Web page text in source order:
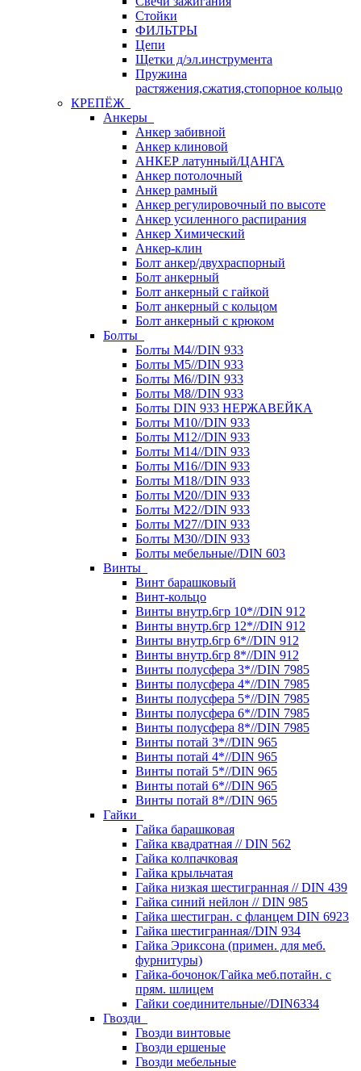
Стойки
ФИЛЬТРЫ
Цепи
Щетки д/эл.инструмента
Пружина
растяжения,сжатия,стопорное кольцо
КРЕПЁЖ
Анкеры
Анкер забивной
Анкер клиновой
АНКЕР латунный/ЦАНГА
Анкер потолочный
Анкер рамный
Анкер регулировочный по высоте
Анкер усиленного распирания
Анкер Химический
Анкер-клин
Болт анкер/двухраспорный
Болт анкерный
Болт анкерный с гайкой
Болт анкерный с кольцом
Болт анкерный с крюком
Болты
Болты М4//DIN 933
Болты М5//DIN 933
Болты М6//DIN 933
Болты М8//DIN 933
Болты DIN 933 НЕРЖАВЕЙКА
Болты М10//DIN 933
Болты М12//DIN 933
Болты М14//DIN 933
Болты М16//DIN 933
Болты М18//DIN 933
Болты М20//DIN 933
Болты М22//DIN 933
Болты М27//DIN 933
Болты М30//DIN 933
Болты мебельные//DIN 603
Винты
Винт барашковый
Винт-кольцо
Винты внутр.6гр 10*//DIN 912
Винты внутр.6гр 12*//DIN 912
Винты внутр.6гр 6*//DIN 912
Винты внутр.6гр 8*//DIN 912
Винты полусфера 3*//DIN 7985
Винты полусфера 4*//DIN 7985
Винты полусфера 5*//DIN 7985
Винты полусфера 6*//DIN 7985
Винты полусфера 8*//DIN 7985
Винты потай 3*//DIN 965
Винты потай 4*//DIN 965
Винты потай 5*//DIN 965
Винты потай 6*//DIN 965
Винты потай 8*//DIN 965
Гайки
Гайка барашковая
Гайка квадратная // DIN 562
Гайка колпачковая
Гайка крыльчатая
Гайка низкая шестигранная // DIN 439
Гайка синий нейлон // DIN 985
Гайка шестигран. с фланцем DIN 6923
Гайка шестигранная//DIN 934
Гайка Эриксона (примен. для меб.
фурнитуры)
Гайка-бочонок/Гайка меб.потайн. с
прям. шлицем
Гайки соединительные//DIN6334
Гвозди
Гвозди винтовые
Гвозди ершеные
Гвозди мебельные